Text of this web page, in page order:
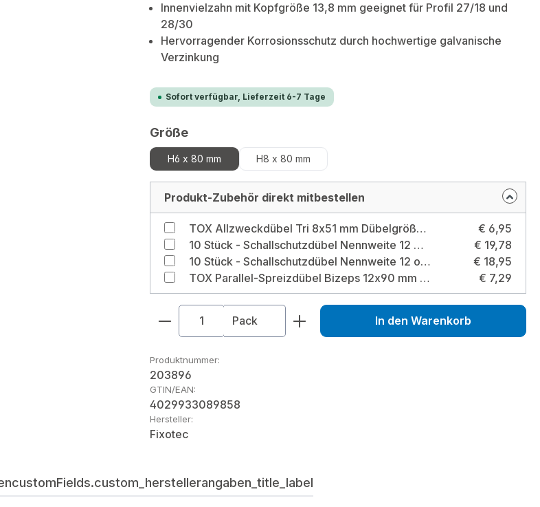
Innenvielzahn mit Kopfgröße 13,8 mm geeignet für Profil 27/18 und
28/30
Hervorragender Korrosionsschutz durch hochwertige galvanische
Verzinkung
Sofort verfügbar, Lieferzeit 6-7 Tage
Größeauswählen
H6 x 80 mm H8 x 80 mm
Produkt-Zubehör direkt mitbestellen
TOX Allzweckdübel Tri 8x51 mm Dübelgröße: 8x51 mm / Typ: Box
€ 6,95
10 Stück - Schallschutzdübel Nennweite 12 mit Bund Bohrloch 12 x 50 mm Größe: 12 mm - mit Bund
€ 19,78
10 Stück - Schallschutzdübel Nennweite 12 ohne Bund Bohrloch 12 x 50 mm Größe: 12 mm - ohne Bund
€ 18,95
TOX Parallel-Spreizdübel Bizeps 12x90 mm Dübeldurchmesser: 12 mm
€ 7,29
Produkt Anzahl: Gib den gewünschten Wert
Pack In den Warenkorb
Produktnummer:
203896
GTIN/EAN:
4029933089858
Hersteller:
Fixotec
customFields.custom_herstellerangaben_title_label